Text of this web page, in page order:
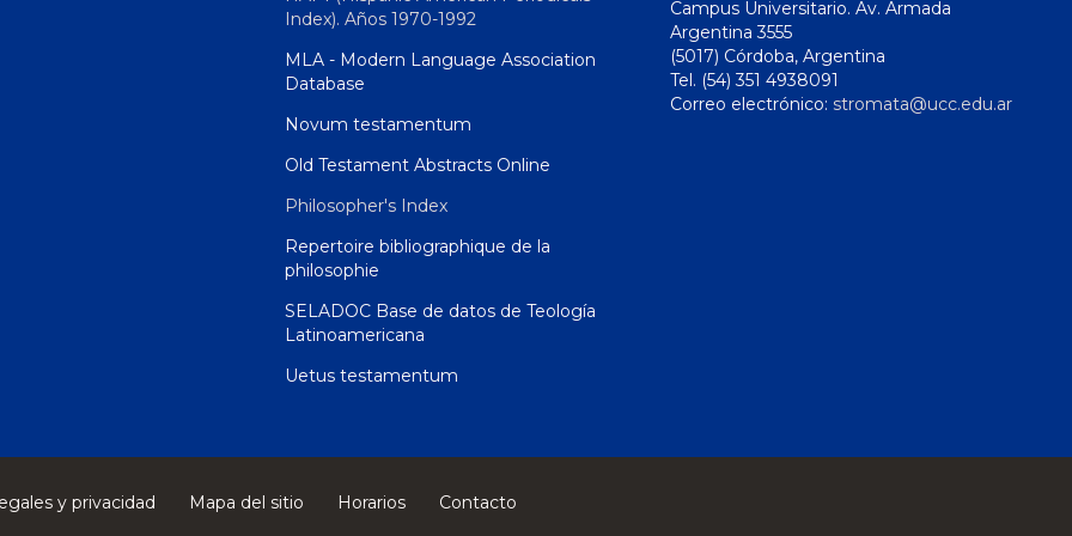
Index). Años 1970-1992
MLA - Modern Language Association
Database
Novum testamentum
Old Testament Abstracts Online
Philosopher's Index
Repertoire bibliographique de la
philosophie
SELADOC Base de datos de Teología
Latinoamericana
Uetus testamentum
Campus Universitario. Av. Armada
Argentina 3555
(5017) Córdoba, Argentina
Tel. (54) 351 4938091
Correo electrónico: stromata@ucc.edu.ar
y privacidad Mapa del sitio Horarios
Contacto